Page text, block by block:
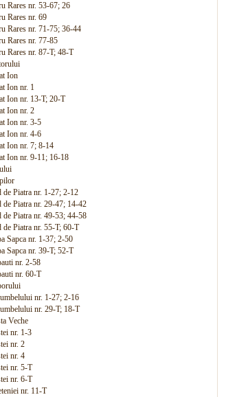
Rares nr. 53-67; 26
Rares nr. 69
Rares nr. 71-75; 36-44
Rares nr. 77-85
Rares nr. 87-T; 48-T
Ion
Ion nr. 1
Ion nr. 13-T; 20-T
Ion nr. 2
Ion nr. 3-5
Ion nr. 4-6
Ion nr. 7; 8-14
Ion nr. 9-11; 16-18
de Piatra nr. 1-27; 2-12
de Piatra nr. 29-47; 14-42
de Piatra nr. 49-53; 44-58
de Piatra nr. 55-T; 60-T
Sapca nr. 1-37; 2-50
Sapca nr. 39-T; 52-T
nr. 2-58
nr. 60-T
nr. 1-27; 2-16
nr. 29-T; 18-T
Veche
nr. 1-3
nr. 2
nr. 4
nr. 5-T
nr. 6-T
nr. 11-T